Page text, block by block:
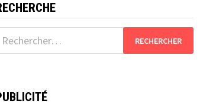
Rechercher :